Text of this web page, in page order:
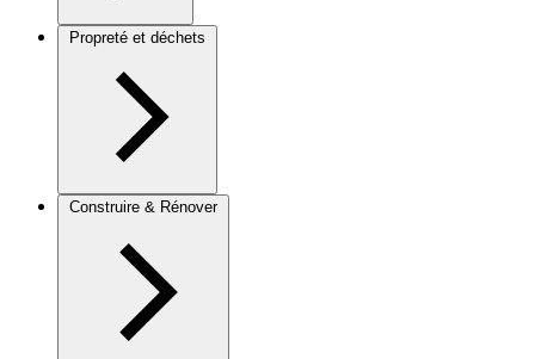
Propreté et déchets
Construire & Rénover